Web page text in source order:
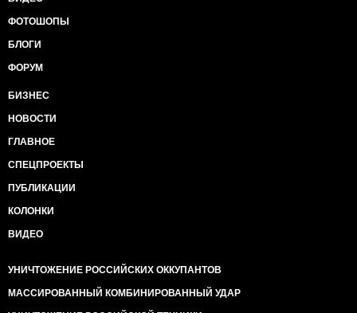
ФОТОШОПЫ
БЛОГИ
ФОРУМ
БИЗНЕС
НОВОСТИ
ГЛАВНОЕ
СПЕЦПРОЕКТЫ
ПУБЛИКАЦИИ
КОЛОНКИ
ВИДЕО
УНИЧТОЖЕНИЕ РОССИЙСКИХ ОККУПАНТОВ
МАССИРОВАННЫЙ КОМБИНИРОВАННЫЙ УДАР